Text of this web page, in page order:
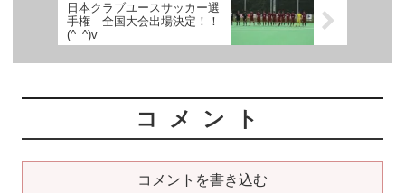
日本クラブユースサッカー選
手権 全国大会出場決定！！
(^_^)v
コメント
コメントを書き込む